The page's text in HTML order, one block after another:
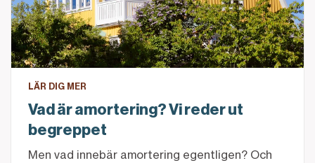
LÄR DIG MER
Vad är amortering? Vi reder ut
begreppet
Men vad innebär amortering egentligen? Och